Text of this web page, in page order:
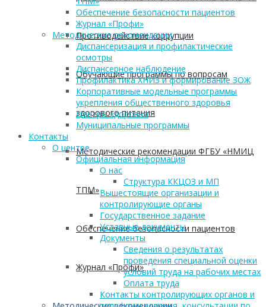
Противодействие коррупции
Обучающие программы по вопросам
здорового питания
Методические рекомендации ФГБУ «НМИЦ
ТПМ»
Обеспечение безопасности пациентов
Журнал «Профи»
Обеспечение безопасности пациентов
Журнал «Профи»
Методические рекомендации
Диспансеризация и профилактические
осмотры
Диспансерное наблюдение
Профилактика ХНИЗ и формирование ЗОЖ
Корпоративные модельные программы
укрепления общественного здоровья
Центры здоровья
Муниципальные программы
Контакты
О центре
Официальная информация
О нас
Структура ККЦОЗ и МП
Вышестоящие организации и
контролирующие органы
Государственное задание
Уставные документы
Документы
Сведения о результатах
проведения специальной оценки
условий труда на рабочих местах
Оплата труда
Контакты контролирующих органов и